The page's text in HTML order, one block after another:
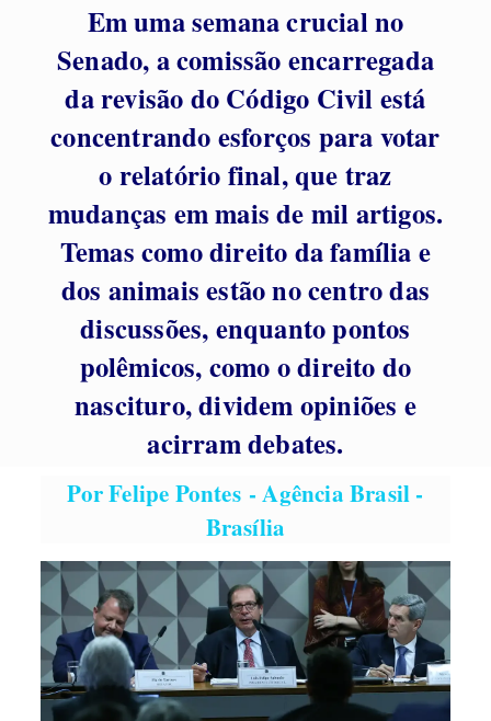
Em uma semana crucial no
Senado, a comissão encarregada
da revisão do Código Civil está
concentrando esforços para votar
o relatório final, que traz
mudanças em mais de mil artigos.
Temas como direito da família e
dos animais estão no centro das
discussões, enquanto pontos
polêmicos, como o direito do
nascituro, dividem opiniões e
acirram debates.
Por Felipe Pontes - Agência Brasil -
Brasília